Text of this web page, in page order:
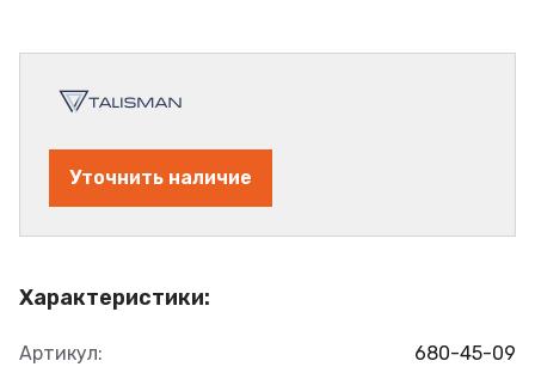
Характеристики:
Артикул: 680-45-09
Уточнить наличие